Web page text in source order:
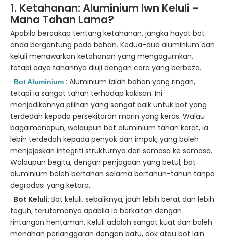
1. Ketahanan: Aluminium lwn Keluli –
Mana Tahan Lama?
Apabila bercakap tentang ketahanan, jangka hayat bot
anda bergantung pada bahan. Kedua-dua aluminium dan
keluli menawarkan ketahanan yang mengagumkan,
tetapi daya tahannya diuji dengan cara yang berbeza.
· Bot Aluminium : Aluminium ialah bahan yang ringan,
tetapi ia sangat tahan terhadap kakisan. Ini
menjadikannya pilihan yang sangat baik untuk bot yang
terdedah kepada persekitaran marin yang keras. Walau
bagaimanapun, walaupun bot aluminium tahan karat, ia
lebih terdedah kepada penyok dan impak, yang boleh
menjejaskan integriti strukturnya dari semasa ke semasa.
Walaupun begitu, dengan penjagaan yang betul, bot
aluminium boleh bertahan selama bertahun-tahun tanpa
degradasi yang ketara.
· Bot Keluli: Bot keluli, sebaliknya, jauh lebih berat dan lebih
teguh, terutamanya apabila ia berkaitan dengan
rintangan hentaman. Keluli adalah sangat kuat dan boleh
menahan perlanggaran dengan batu, dok atau bot lain